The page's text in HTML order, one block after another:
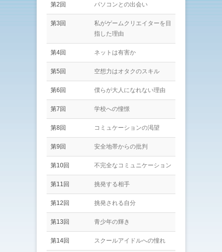
第2回 パソコンとの出会い
第3回
私がゲームクリエイターを目
指した理由
第4回 ネットは有害か
第5回 空想力はオタクのスキル
第6回 僕らが大人になれない理由
第7回 学校への憧憬
第8回 コミュケーションの渇望
第9回 安全地帯からの批判
第10回 不完全なコミュニケーション
第11回 挑発する相手
第12回 挑発される自分
第13回 青少年の輝き
第14回 スクールアイドルへの憧れ